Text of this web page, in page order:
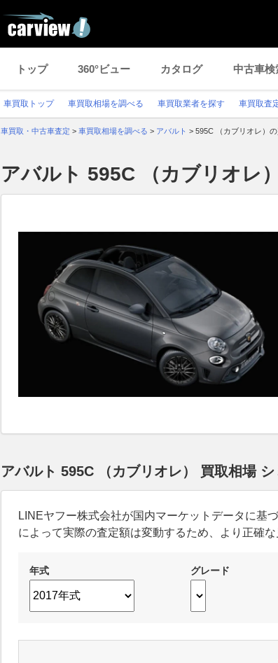
トップ 360°ビュー カタログ 中古車検
車買取トップ 車買取相場を調べる 車買取業者を探す 車買取査
車買取・中古車査定 > 車買取相場を調べる > アバルト > 595C （カブリオレ）
アバルト 595C （カブリオレ
アバルト 595C （カブリオレ） 買取相場
LINEヤフー株式会社が国内マーケットデータに基
によって実際の査定額は変動するため、より正確
年式 グレード